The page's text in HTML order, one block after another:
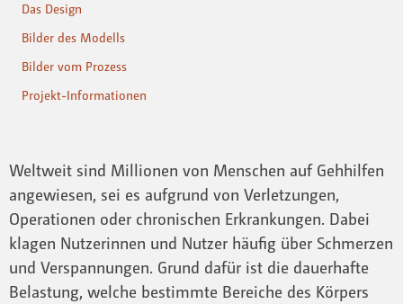
Das Design
Bilder des Modells
Bilder vom Prozess
Projekt-Informationen
Weltweit sind Millionen von Menschen auf Gehhilfen
angewiesen, sei es aufgrund von Verletzungen,
Operationen oder chronischen Erkrankungen. Dabei
klagen Nutzerinnen und Nutzer häufig über Schmerzen
und Verspannungen. Grund dafür ist die dauerhafte
Belastung, welche bestimmte Bereiche des Körpers